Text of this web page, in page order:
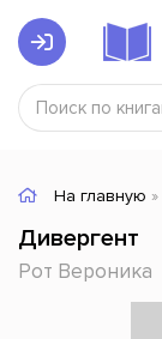
На главную »
Дивергент
Рот Вероника